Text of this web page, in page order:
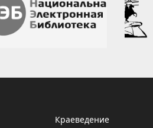
Краеведение